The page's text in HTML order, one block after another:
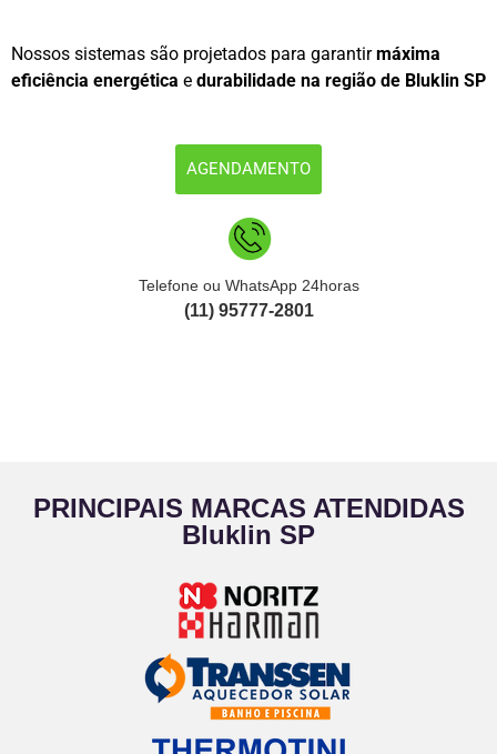
Nossos sistemas são projetados para garantirmáxima
eficiência energética e durabilidade na região de Bluklin SP
AGENDAMENTO
Telefone ou WhatsApp 24horas
(11) 95777-2801
PRINCIPAIS MARCAS ATENDIDAS
Bluklin SP